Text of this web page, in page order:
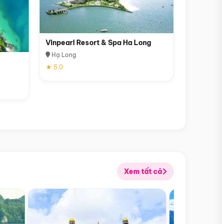
Vinpearl Resort & Spa Ha Long
Hạ Long
★ 5.0
Xem tất cả